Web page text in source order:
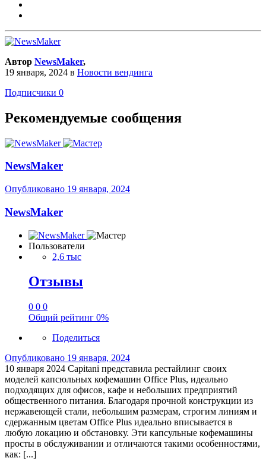
Автор NewsMaker,
19 января, 2024 в Новости вендинга
Подписчики 0
Рекомендуемые сообщения
NewsMaker
Опубликовано 19 января, 2024
NewsMaker
Пользователи
2,6 тыс
Отзывы
0 0 0
Общий рейтинг 0%
Поделиться
Опубликовано 19 января, 2024
10 января 2024 Capitani представила рестайлинг своих
моделей капсюльных кофемашин Office Plus, идеально
подходящих для офисов, кафе и небольших предприятий
общественного питания. Благодаря прочной конструкции из
нержавеющей стали, небольшим размерам, строгим линиям и
сдержанным цветам Office Plus идеально вписывается в
любую локацию и обстановку. Эти капсульные кофемашины
просты в обслуживании и отличаются такими особенностями,
как: [...]